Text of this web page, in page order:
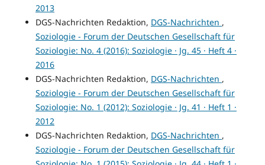
2013
DGS-Nachrichten Redaktion, DGS-Nachrichten ,
Soziologie - Forum der Deutschen Gesellschaft für
Soziologie: No. 4 (2016): Soziologie · Jg. 45 · Heft 4 ·
2016
DGS-Nachrichten Redaktion, DGS-Nachrichten ,
Soziologie - Forum der Deutschen Gesellschaft für
Soziologie: No. 1 (2012): Soziologie · Jg. 41 · Heft 1 ·
2012
DGS-Nachrichten Redaktion, DGS-Nachrichten ,
Soziologie - Forum der Deutschen Gesellschaft für